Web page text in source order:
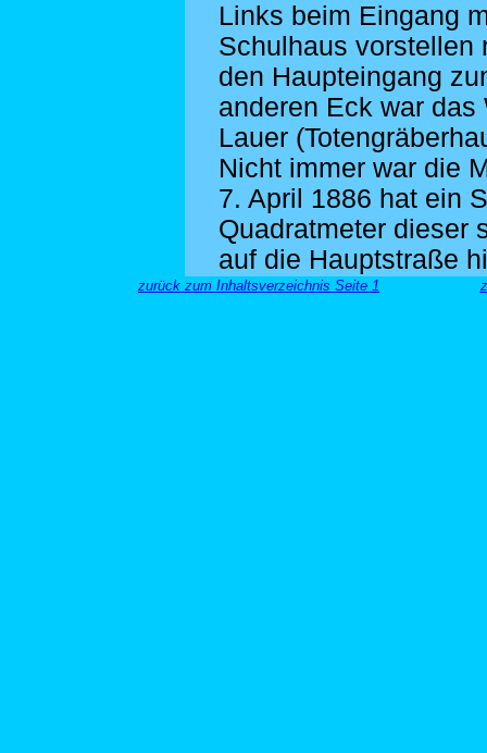
Links beim Eingang
Schulhaus vorstellen
den Haupteingang
anderen Eck war
Lauer
Nicht immer war die
7. April 1886 hat ein
Quadratmeter dieser
auf die Hauptstraße
zurück zum Inhaltsverzeichnis Seite 1